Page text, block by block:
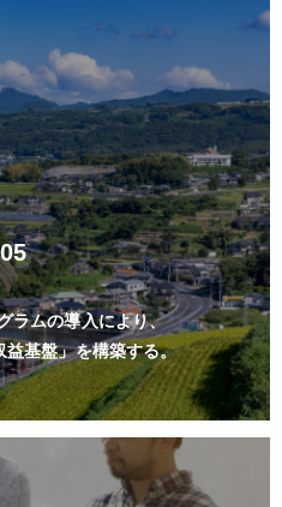
05
ラムの導入により、
基盤」を構築する。